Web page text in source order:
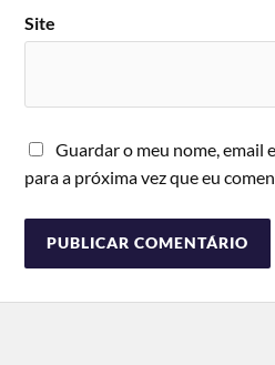
Site
Guardar o meu nome, email
para a próxima vez que eu